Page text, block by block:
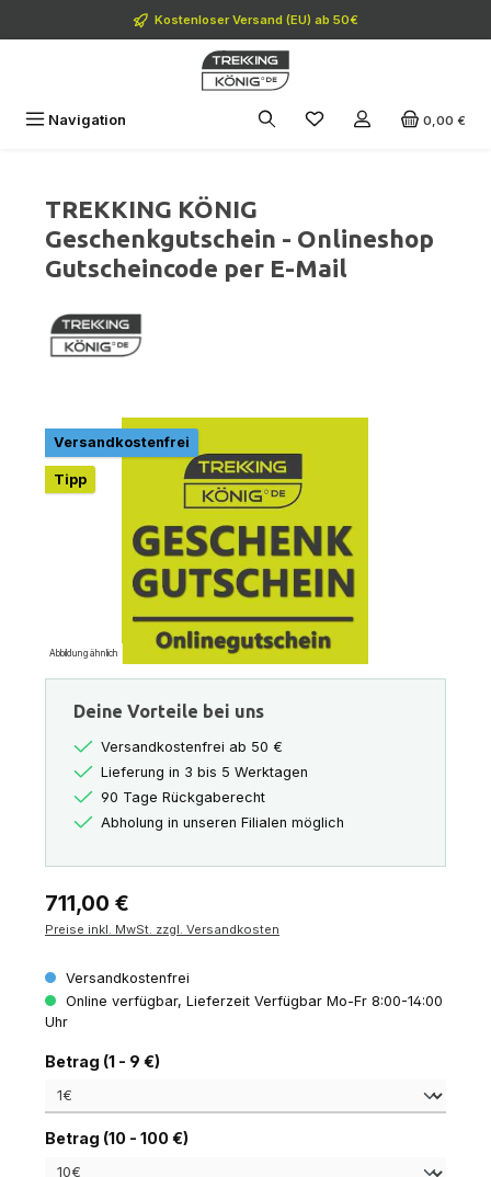
Zum Hauptinhalt springenKostenloser Versand (EU) ab 50€
Navigation 0,00 €
TREKKING KÖNIG
Geschenkgutschein - Onlineshop
Gutscheincode per E-Mail
Bildergalerie überspringen
Versandkostenfrei
Tipp
Abbildung ähnlich
Deine Vorteile bei uns
Versandkostenfrei ab 50 €
Lieferung in 3 bis 5 Werktagen
90 Tage Rückgaberecht
Abholung in unseren Filialen möglich
Regulärer Preis:
711,00 €
Preise inkl. MwSt. zzgl. Versandkosten
Versandkostenfrei
Online verfügbar, Lieferzeit Verfügbar Mo-Fr 8:00-14:00
Uhr
Betrag (1 - 9 €)auswählen
Betrag (10 - 100 €)auswählen